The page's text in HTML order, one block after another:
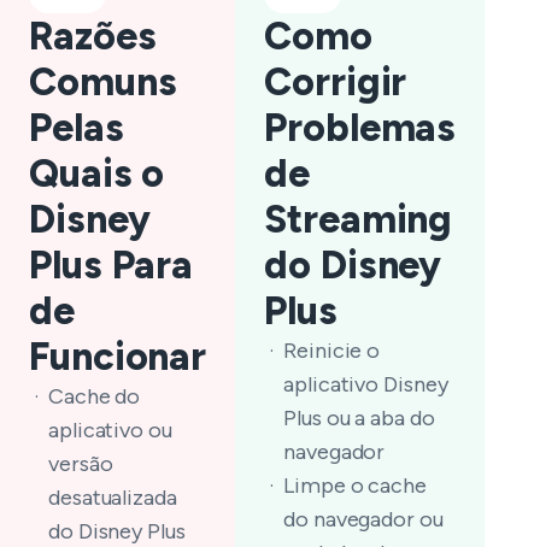
Razões
Comuns
Pelas
Quais o
Disney
Plus Para
de
Funcionar
Cache do
aplicativo ou
versão
desatualizada
do Disney Plus
Como
Corrigir
Problemas
de
Streaming
do Disney
Plus
Reinicie o
aplicativo Disney
Plus ou a aba do
navegador
Limpe o cache
do navegador ou